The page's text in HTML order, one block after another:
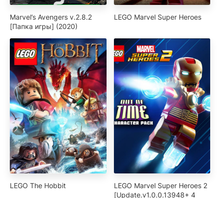
Marvel’s Avengers v.2.8.2
[Папка игры] (2020)
LEGO Marvel Super Heroes
LEGO The Hobbit
LEGO Marvel Super Heroes 2
[Update.v1.0.0.13948+ 4